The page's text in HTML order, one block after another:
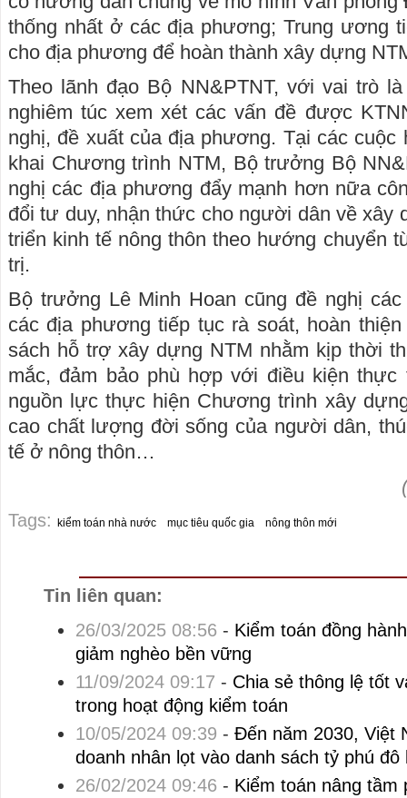
thống nhất ở các địa phương; Trung ương
cho địa phương để hoàn thành xây dựng
Theo lãnh đạo Bộ NN&PTNT, với vai trò
nghiêm túc xem xét các vấn đề được
nghị, đề xuất của địa phương. Tại các cuộc
khai Chương trình NTM, Bộ trưởng Bộ
nghị các địa phương đẩy mạnh hơn nữa
đổi tư duy, nhận thức cho người dân về xây
triển kinh tế nông thôn theo hướng chuyển
trị.
Bộ trưởng Lê Minh Hoan cũng đề nghị
các địa phương tiếp tục rà soát, hoàn
sách hỗ trợ xây dựng NTM nhằm kịp thời
mắc, đảm bảo phù hợp với điều kiện
nguồn lực thực hiện Chương trình xây
cao chất lượng đời sống của người dân,
tế ở nông thôn…
Tags: kiểm toán nhà nước mục tiêu quốc gia nông thôn mới
Tin liên quan:
26/03/2025 08:56 - Kiểm toán đồng
giảm nghèo bền vững
11/09/2024 09:17 - Chia sẻ thông lệ tốt
trong hoạt động kiểm toán
10/05/2024 09:39 - Đến năm 2030, Việt
doanh nhân lọt vào danh sách tỷ phú đô
26/02/2024 09:46 - Kiểm toán nâng